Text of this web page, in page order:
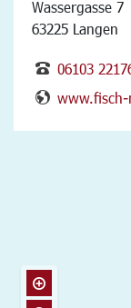
Wassergasse 7
63225 Langen
06103